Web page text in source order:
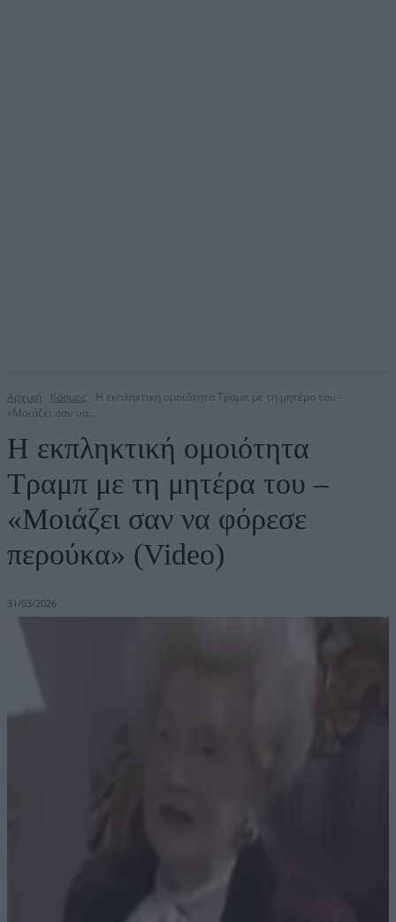
Αρχική Κόσμος
Η εκπληκτική ομοιότητα Τραμπ με τη μητέρα του -
«Μοιάζει σαν να...
Η εκπληκτική ομοιότητα
Τραμπ με τη μητέρα του –
«Μοιάζει σαν να φόρεσε
περούκα» (Video)
31/03/2026